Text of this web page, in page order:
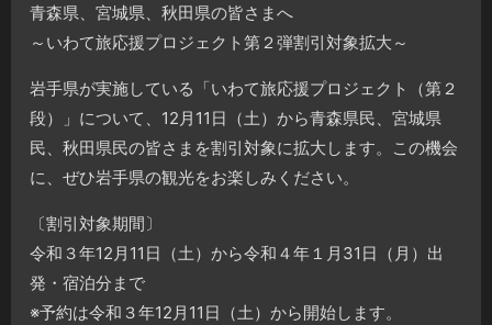
青森県、宮城県、秋田県の皆さまへ
～いわて旅応援プロジェクト第２弾割引対象拡大～
岩手県が実施している「いわて旅応援プロジェクト（第２
段）」について、12月11日（土）から青森県民、宮城県
民、秋田県民の皆さまを割引対象に拡大します。この機会
に、ぜひ岩手県の観光をお楽しみください。
〔割引対象期間〕
令和３年12月11日（土）から令和４年１月31日（月）出
発・宿泊分まで
※予約は令和３年12月11日（土）から開始します。